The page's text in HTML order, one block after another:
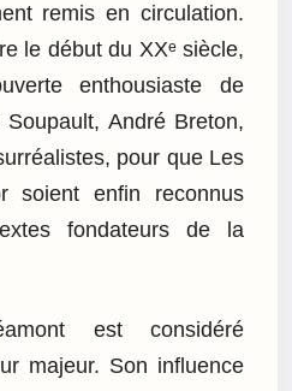
remis en circulation.
le début du XXᵉ siècle,
enthousiaste de
André Breton,
pour que Les
soient enfin reconnus
fondateurs de la
est considéré
majeur. Son influence